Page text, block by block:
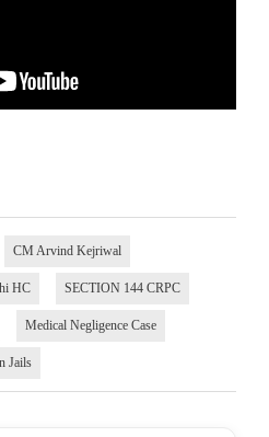
CM Arvind Kejriwal
HC SECTION 144 CRPC
Medical Negligence Case
Jails